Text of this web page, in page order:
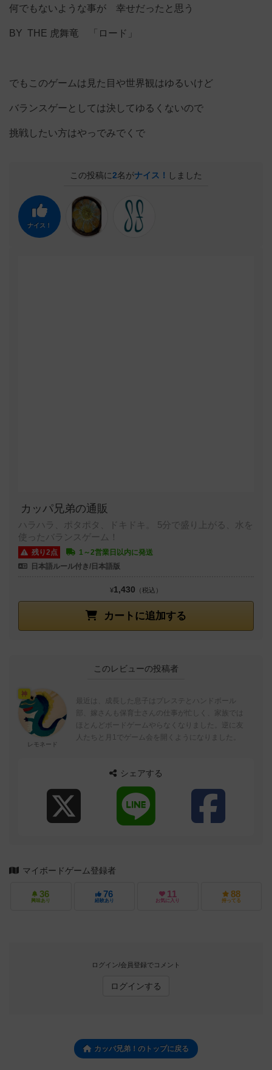
何でもないような事が 幸せだったと思う
BY THE 虎舞竜 「ロード」
でもこのゲームは見た目や世界観はゆるいけど
バランスゲーとしては決してゆるくないので
挑戦したい方はやっでみでくで
この投稿に2名がナイス！ しました
ナイス！
カッパ兄弟の通販
ハラハラ、ポタポタ、ドキドキ。 5分で盛り上がる、水を
使ったバランスゲーム！
残り2点
1～2営業日以内に発送
日本語ルール付き/日本語版
カートに追加する
¥1,430 （税込）
このレビューの投稿者
神
レモネード
最近は、成長した息子はプレステとハンドボール
部、嫁さんも保育士さんの仕事が忙しく、家族では
ほとんどボードゲームやらなくなりました。逆に友
人たちと月1でゲーム会を開くようになりました。
シェアする
マイボードゲーム登録者
36
興味あり
76
経験あり
11
お気に入り
88
持ってる
ログイン/会員登録でコメント
ログインする
カッパ兄弟！のトップに戻る